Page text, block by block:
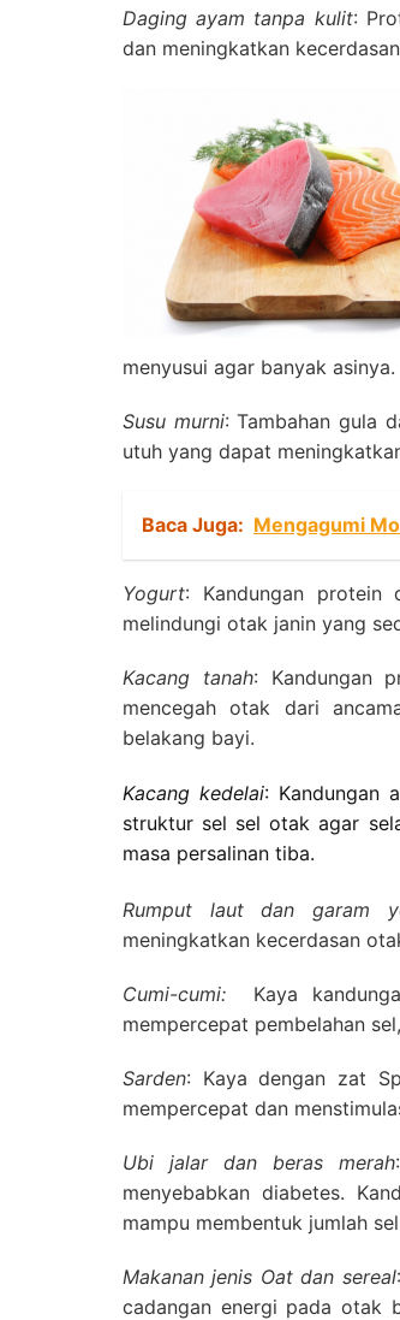
Daging ayam tanpa kulit:
dan meningkatkan
menyusui agar banyak asinya.
Susu murni: Tambahan gula
utuh yang dapat
Baca Juga: Mengagumi
Yogurt:
Kandungan
melindungi otak janin yang
Kacang tanah:
Kandungan
mencegah otak dari
belakang bayi.
Kacang kedelai: Kandungan
struktur sel sel otak agar
masa persalinan tiba.
Rumput laut dan garam
meningkatkan kecerdasan
Cumi-cumi:
Kaya
mempercepat pembelahan
Sarden: Kaya dengan zat
mempercepat dan
Ubi jalar dan beras merah:
menyebabkan diabetes.
mampu membentuk jumlah
Makanan jenis Oat dan sereal:
cadangan energi pada otak